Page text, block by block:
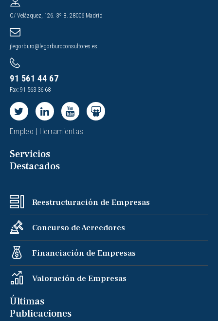
C/ Velázquez, 126. 3º B. 28006 Madrid
jlegorburo@legorburoconsultores.es
91 561 44 67
Fax: 91 563 36 68
Empleo | Herramientas
Servicios
Destacados
Reestructuración de Empresas
Concurso de Acreedores
Financiación de Empresas
Valoración de Empresas
Últimas
Publicaciones